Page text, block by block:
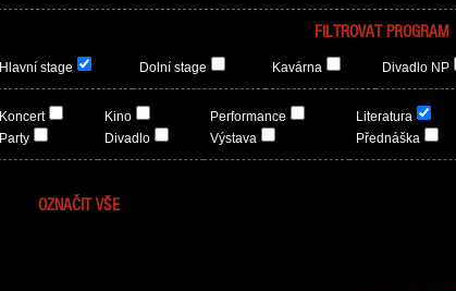
FILTROVAT PROGRAM
Hlavní stage Dolní stage Kavárna Divadlo NP
Koncert
Party
Kino
Divadlo
Performance
Výstava
Literatura
Přednáška
OZNAČIT VŠE